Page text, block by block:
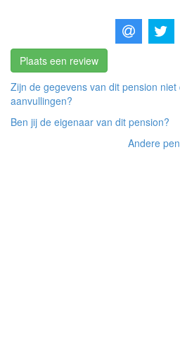
Plaats een review
Zijn de gegevens van dit pension
aanvullingen?
Ben jij de eigenaar van dit pension?
Andere